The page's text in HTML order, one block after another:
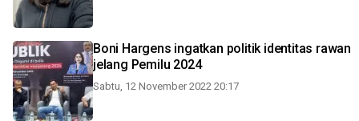
Boni Hargens ingatkan politik identitas rawan
jelang Pemilu 2024
Sabtu, 12 November 2022 20:17